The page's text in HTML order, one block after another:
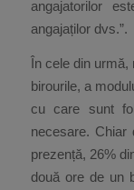
angajatorilor
angajaților dvs.”.
În cele din
birourile, a
cu care sunt
necesare. Chiar
prezență, 26%
două ore de un